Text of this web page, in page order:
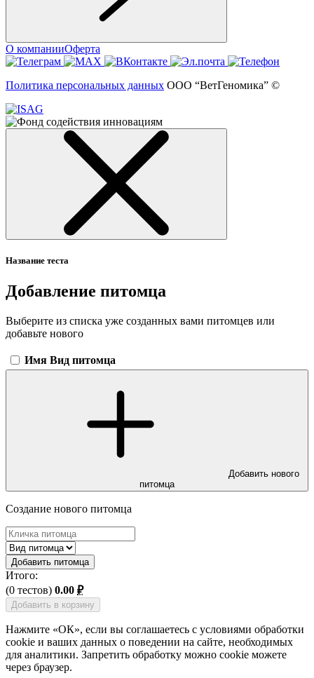
О компанииОферта
Политика персональных данных ООО “ВетГеномика” ©
Название теста
Добавление питомца
Выберите из списка уже созданных вами питомцев или
добавьте нового
Имя Вид питомца
питомца
Создание нового питомца
Добавить питомца
Итого:
(0 тестов) 0.00 ₽
Добавить в корзину
Нажмите «ОК», если вы соглашаетесь с условиями обработки
cookie и ваших данных о поведении на сайте, необходимых
для аналитики. Запретить обработку можно cookie можете
через браузер.